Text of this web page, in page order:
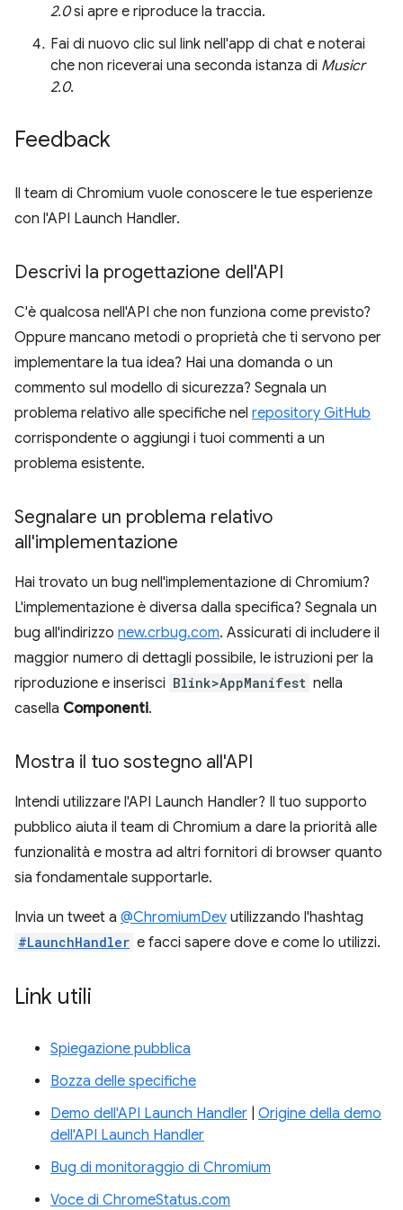
2.0si apre e riproduce la traccia.
Fai di nuovo clic sul link nell'app di chat e noterai
che non riceverai una seconda istanza di Musicr
2.0.
Feedback
Il team di Chromium vuole conoscere le tue esperienze
con l'API Launch Handler.
Descrivi la progettazione dell'API
C'è qualcosa nell'API che non funziona come previsto?
Oppure mancano metodi o proprietà che ti servono per
implementare la tua idea? Hai una domanda o un
commento sul modello di sicurezza? Segnala un
problema relativo alle specifiche nel repository GitHub
corrispondente o aggiungi i tuoi commenti a un
problema esistente.
Segnalare un problema relativo
all'implementazione
Hai trovato un bug nell'implementazione di Chromium?
L'implementazione è diversa dalla specifica? Segnala un
bug all'indirizzo new.crbug.com. Assicurati di includere il
maggior numero di dettagli possibile, le istruzioni per la
riproduzione e inserisci Blink>AppManifest nella
casella Componenti.
Mostra il tuo sostegno all'API
Intendi utilizzare l'API Launch Handler? Il tuo supporto
pubblico aiuta il team di Chromium a dare la priorità alle
funzionalità e mostra ad altri fornitori di browser quanto
sia fondamentale supportarle.
Invia un tweet a @ChromiumDev utilizzando l'hashtag
#LaunchHandler e facci sapere dove e come lo utilizzi.
Link utili
Spiegazione pubblica
Bozza delle specifiche
Demo dell'API Launch Handler Origine della demo
dell'API Launch Handler
Bug di monitoraggio di Chromium
Voce di ChromeStatus.com